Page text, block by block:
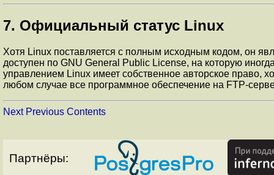
7. Официальный статус Linux
Хотя Linux поставляется с полным исходным кодом, он
доступен по GNU General Public License, на которую
управлением Linux имеет собственное авторское право,
любом случае все программное обеспечение на FTP-
Next Previous Contents
Партнёры: